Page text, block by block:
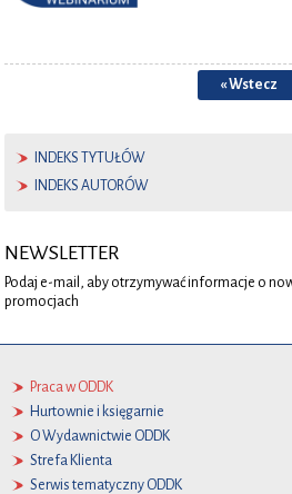
« Wstecz
INDEKS TYTUŁÓW
INDEKS AUTORÓW
NEWSLETTER
Podaj e-mail, aby otrzymywać informacje o
promocjach
Praca w ODDK
Hurtownie i księgarnie
O Wydawnictwie ODDK
Strefa Klienta
Serwis tematyczny ODDK